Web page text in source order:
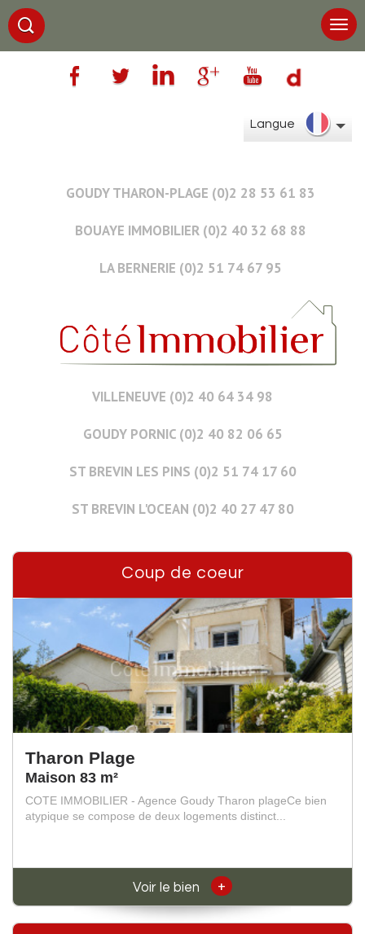
Langue
GOUDY THARON-PLAGE (0)2 28 53 61 83
BOUAYE IMMOBILIER (0)2 40 32 68 88
LA BERNERIE (0)2 51 74 67 95
VILLENEUVE (0)2 40 64 34 98
GOUDY PORNIC (0)2 40 82 06 65
ST BREVIN LES PINS (0)2 51 74 17 60
ST BREVIN L'OCEAN (0)2 40 27 47 80
Coup de coeur
Tharon Plage
Maison 83 m²
COTE IMMOBILIER - Agence Goudy Tharon plageCe bien
atypique se compose de deux logements distinct...
Voir le bien +